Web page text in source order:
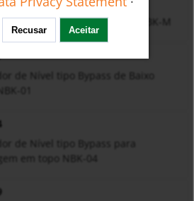
de Nível tipo Bypass NBK-M
de Nível tipo Bypass de Baixo
01
de Nível tipo Bypass para
em topo NBK-04
Recusar Aceitar